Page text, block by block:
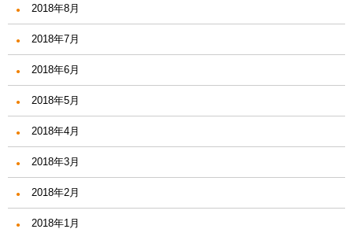
2018年8月
2018年7月
2018年6月
2018年5月
2018年4月
2018年3月
2018年2月
2018年1月